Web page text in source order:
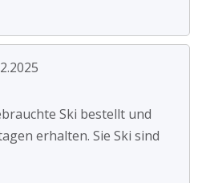
Ski bestellt und
erhalten. Sie Ski sind